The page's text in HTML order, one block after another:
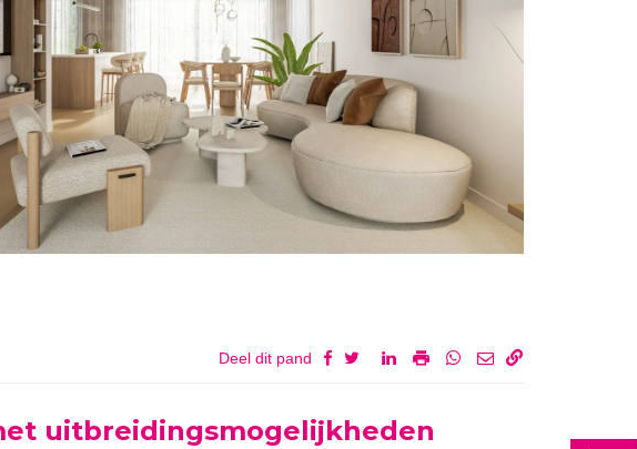
Deel dit pand
uitbreidingsmogelijkheden